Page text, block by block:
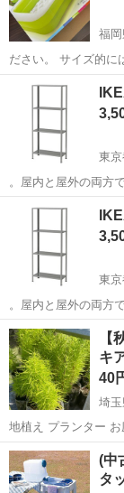
福
ださい。 サイズ的に
が、重さを考えると
福岡 久留米市
東
。屋内と屋外の両方
チン、廊下、バスル
東京 杉並区
東
。屋内と屋外の両方
チン、廊下、バスル
東京 杉並区
【
キ
40
埼
地植え プランター
リア 雑草…
埼玉 白岡市
(中
タ